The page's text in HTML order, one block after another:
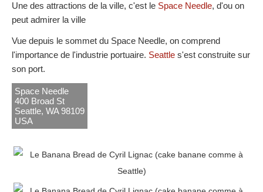
Une des attractions de la ville, c'est le Space Needle, d'ou on
peut admirer la ville
Vue depuis le sommet du Space Needle, on comprend
l'importance de l'industrie portuaire. Seattle s'est construite sur
son port.
Space Needle
400 Broad St
Seattle, WA 98109
USA